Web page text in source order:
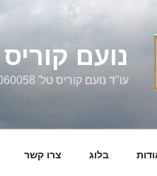
נועם
עו"ד נועם קוריס טל' 0777060058
בלוג צרו קשר